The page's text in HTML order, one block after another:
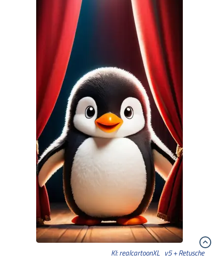
KI: realcartoonXL_v5 + Retusche